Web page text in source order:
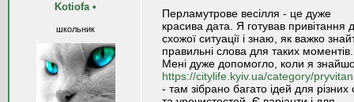
Kotiofa •
школьник
Перламутрове весілля - це дуже
красива дата. Я готував привітання
схожої ситуації і знаю, як важко
правильні слова для таких моментів.
Мені дуже допомогло, коли я
https://citylife.kyiv.ua/category/
- там зібрано багато ідей для різних